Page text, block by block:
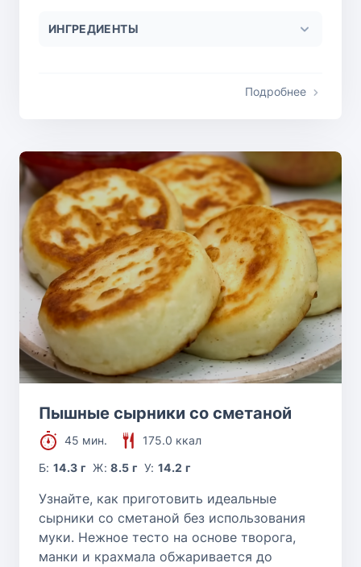
ИНГРЕДИЕНТЫ
Подробнее
Пышные сырники со сметаной
45 мин.
175.0 ккал
Б:14.3 г Ж:8.5 г У:14.2 г
Узнайте, как приготовить идеальные
сырники со сметаной без использования
муки. Нежное тесто на основе творога,
манки и крахмала обжаривается до